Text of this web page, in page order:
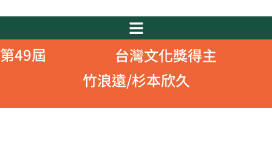
第49屆
台灣文化獎得主
竹浪遠/杉本欣久